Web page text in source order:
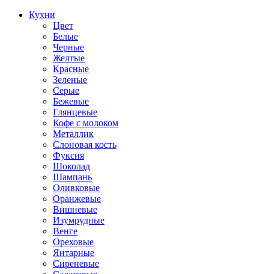
Кухни
Цвет
Белые
Черные
Желтые
Красные
Зеленые
Серые
Бежевые
Глянцевые
Кофе с молоком
Металлик
Слоновая кость
Фуксия
Шоколад
Шампань
Оливковые
Оранжевые
Вишневые
Изумрудные
Венге
Ореховые
Янтарные
Сиреневые